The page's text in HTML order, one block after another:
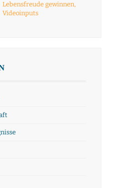
Lebensfreude gewinnen,
Videoinputs